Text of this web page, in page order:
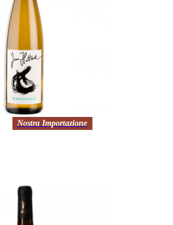
Nostra Importazione